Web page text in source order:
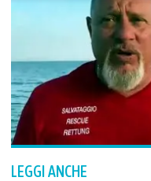
LEGGI ANCHE